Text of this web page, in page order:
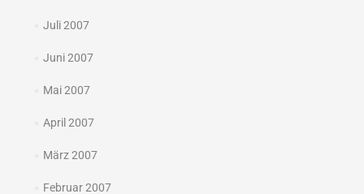
Juli 2007
Juni 2007
Mai 2007
April 2007
März 2007
Februar 2007